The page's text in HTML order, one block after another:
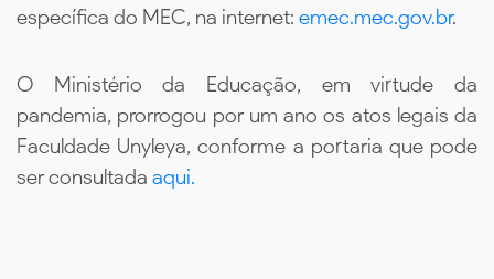
específica do MEC, na internet: emec.mec.gov.br.
O Ministério da Educação, em virtude da
pandemia, prorrogou por um ano os atos legais da
Faculdade Unyleya, conforme a portaria que pode
ser consultada aqui.